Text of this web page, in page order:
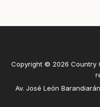
Copyright © 2026 Country
Av. José León